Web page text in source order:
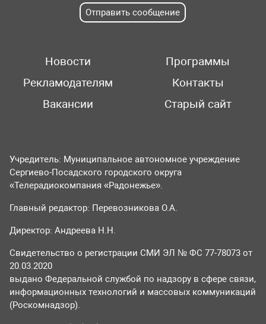
Отправить сообщение
Новости
Программы
Рекламодателям
Контакты
Вакансии
Старый сайт
Учредитель: Муниципальное автономное учреждение
Сергиево-Посадского городского округа
«Телерадиокомпания «Радонежье».
Главный редактор: Перевозникова О.А.
Директор: Андреева Н.Н.
Свидетельство о регистрации СМИ ЭЛ № ФС 77-78073 от
20.03.2020
выдано Федеральной службой по надзору в сфере связи,
информационных технологий и массовых коммуникаций
(Роскомнадзор).